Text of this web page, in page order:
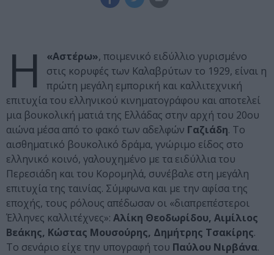
Η «Αστέρω», ποιμενικό ειδύλλιο γυρισμένο
στις κορυφές των Καλαβρύτων τo 1929, είναι η
πρώτη μεγάλη εμπορική και καλλιτεχνική
επιτυχία του ελληνικού κινηματογράφου και αποτελεί
μια βουκολική ματιά της Ελλάδας στην αρχή του 20ου
αιώνα μέσα από το φακό των αδελφών Γαζιάδη. Το
αισθηματικό βουκολικό δράμα, γνώριμο είδος στο
ελληνικό κοινό, γαλουχημένο με τα ειδύλλια του
Περεσιάδη και του Κορομηλά, συνέβαλε στη μεγάλη
επιτυχία της ταινίας. Σύμφωνα και με την αφίσα της
εποχής, τους ρόλους απέδωσαν οι «διαπρεπέστεροι
Έλληνες καλλιτέχνες»: Αλίκη Θεοδωρίδου, Αιμίλιος
Βεάκης, Κώστας Μουσούρης, Δημήτρης Τσακίρης.
Το σενάριο είχε την υπογραφή του Παύλου Νιρβάνα.